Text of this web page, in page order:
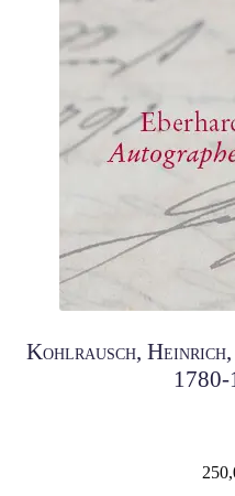
Kohlrausch,
1780-